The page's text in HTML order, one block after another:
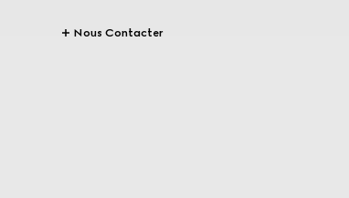
Nous Contacter